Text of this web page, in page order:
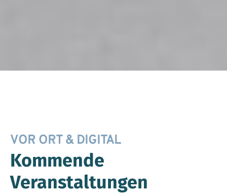
VOR ORT & DIGITAL
Kommende
Veranstaltungen